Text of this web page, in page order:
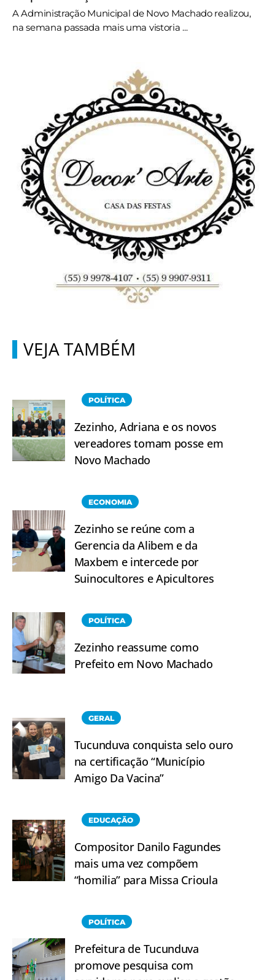
A Administração Municipal de Novo Machado realizou,
na semana passada mais uma vistoria ...
VEJA TAMBÉM
POLÍTICA
Zezinho, Adriana e os novos
vereadores tomam posse em
Novo Machado
ECONOMIA
Zezinho se reúne com a
Gerencia da Alibem e da
Maxbem e intercede por
Suinocultores e Apicultores
POLÍTICA
Zezinho reassume como
Prefeito em Novo Machado
GERAL
Tucunduva conquista selo ouro
na certificação “Município
Amigo Da Vacina”
EDUCAÇÃO
Compositor Danilo Fagundes
mais uma vez compõem
“homilia” para Missa Crioula
POLÍTICA
Prefeitura de Tucunduva
promove pesquisa com